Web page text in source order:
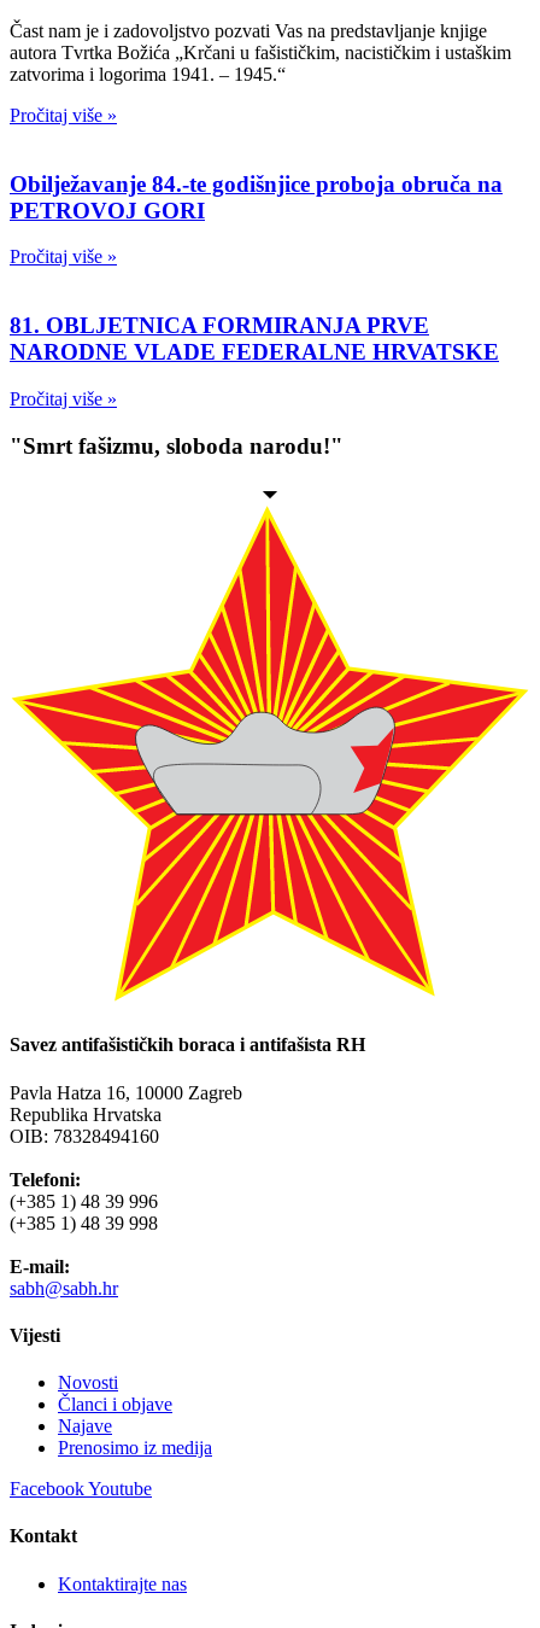
Čast nam je i zadovoljstvo pozvati Vas na predstavljanje knjige
autora Tvrtka Božića „Krčani u fašističkim, nacističkim i ustaškim
zatvorima i logorima 1941. – 1945.“
Pročitaj više »
Obilježavanje 84.-te godišnjice proboja obruča na
PETROVOJ GORI
Pročitaj više »
81. OBLJETNICA FORMIRANJA PRVE
NARODNE VLADE FEDERALNE HRVATSKE
Pročitaj više »
"Smrt fašizmu, sloboda narodu!"
Savez antifašističkih boraca i antifašista RH
Pavla Hatza 16, 10000 Zagreb
Republika Hrvatska
OIB: 78328494160
Telefoni:
(+385 1) 48 39 996
(+385 1) 48 39 998
E-mail:
sabh@sabh.hr
Vijesti
Novosti
Članci i objave
Najave
Prenosimo iz medija
FacebookYoutube
Kontakt
Kontaktirajte nas